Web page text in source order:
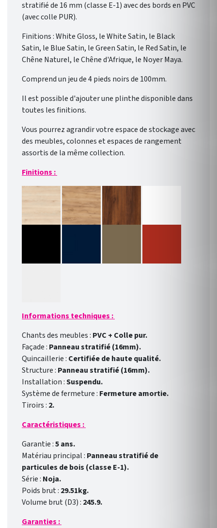
stratifié de 16 mm (classe E-1) avec des bords en PVC
(avec colle PUR).
Finitions : White Gloss, le White Satin, le Black
Satin, le Blue Satin, le Green Satin, le Red Satin, le
Chêne Naturel, le Chêne d'Afrique, le Noyer Maya.
Comprend un jeu de 4 pieds noirs de 100mm.
Il est possible d'ajouter une plinthe disponible dans
toutes les finitions.
Vous pourrez agrandir votre espace de stockage avec
des meubles, colonnes et espaces de rangement
assortis de la même collection.
Finitions :
Informations techniques :
Chants des meubles : PVC + Colle pur.
Façade : Panneau stratifié (16mm).
Quincaillerie : Certifiée de haute qualité.
Structure : Panneau stratifié (16mm).
Installation :Suspendu.
Système de fermeture : Fermeture amortie.
Tiroirs : 2.
Caractéristiques :
Garantie :5 ans.
Matériau principal : Panneau stratifié de
particules de bois (classe E-1).
Série : Noja.
Poids brut : 29.51kg.
Volume brut (D3) : 245.9.
Garanties :